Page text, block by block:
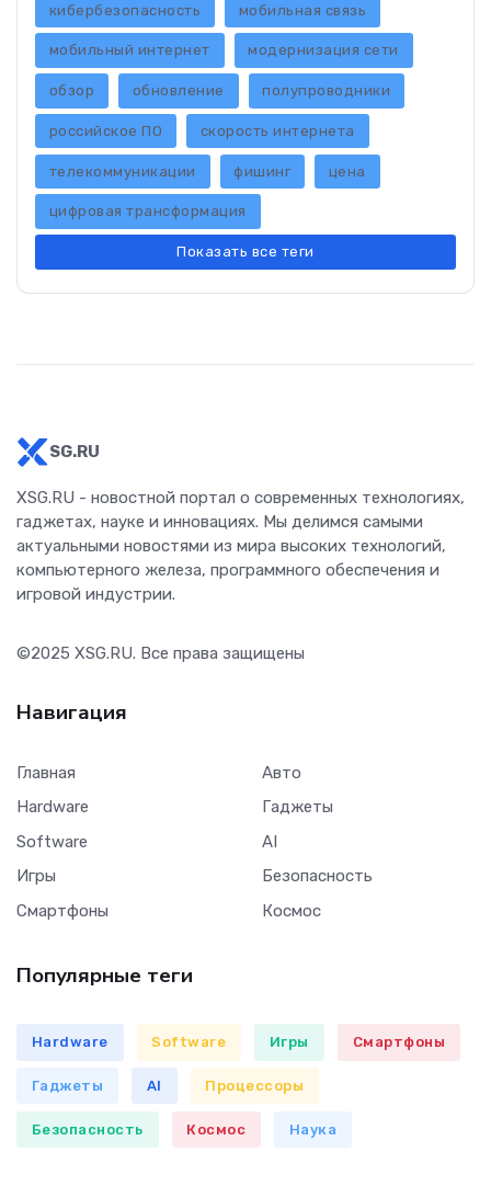
кибербезопасность мобильная связь
мобильный интернет модернизация сети
обзор обновление полупроводники
российское ПО скорость интернета
телекоммуникации фишинг цена
цифровая трансформация
Показать все теги
SG.RU
XSG.RU - новостной портал о современных технологиях,
гаджетах, науке и инновациях. Мы делимся самыми
актуальными новостями из мира высоких технологий,
компьютерного железа, программного обеспечения и
игровой индустрии.
©2025 XSG.RU. Все права защищены
Навигация
Главная
Hardware
Software
Игры
Смартфоны
Авто
Гаджеты
AI
Безопасность
Космос
Популярные теги
Hardware Software Игры Смартфоны
Гаджеты AI Процессоры
Безопасность Космос Наука